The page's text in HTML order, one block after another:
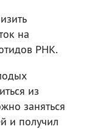
на
РНК.
из
заняться
и получил